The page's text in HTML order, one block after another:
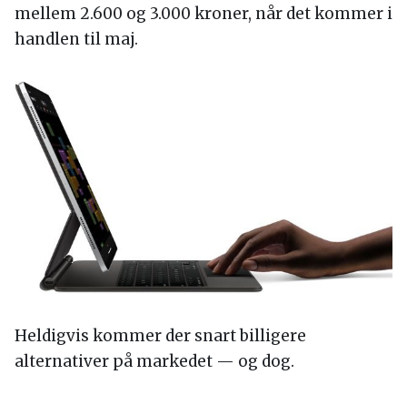
mellem 2.600 og 3.000 kroner, når det kommer i
handlen til maj.
Heldigvis kommer der snart billigere
alternativer på markedet — og dog.